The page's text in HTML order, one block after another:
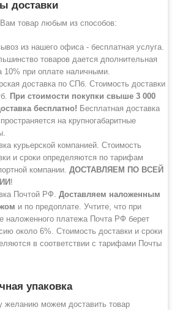
доставки
товар любым из способов:
из нашего офиса - бесплатная услуга.
товаров дается дполнительная
10% при оплате наличными.
доставка по СПб. Стоимость доставки
При стоимости покупки свыше 3 000
бесплатно! Бесплатная доставка
на крупногабаритные
курьерской компанией. Стоимость
и сроки определяются по тарифам
компании. ДОСТАВЛЯЕМ ПО ВСЕЙ
!
Почтой РФ. Доставляем наложенным
и по предоплате. Учтите, что при
наложенного платежа Почта РФ берет
около 6%. Стоимость доставки и сроки
в соответствии с тарифами Почты
упаковка
желанию можем доставить товар